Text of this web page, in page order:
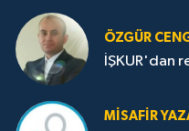
ÖZGÜR
İŞKUR'dan
MISAFIR